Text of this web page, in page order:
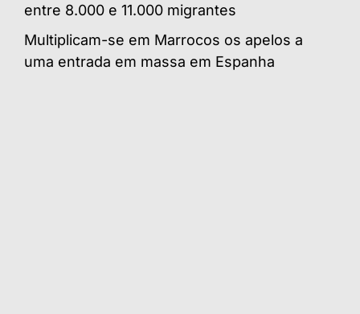
entre 8.000 e 11.000 migrantes
Multiplicam-se em Marrocos os apelos a
uma entrada em massa em Espanha